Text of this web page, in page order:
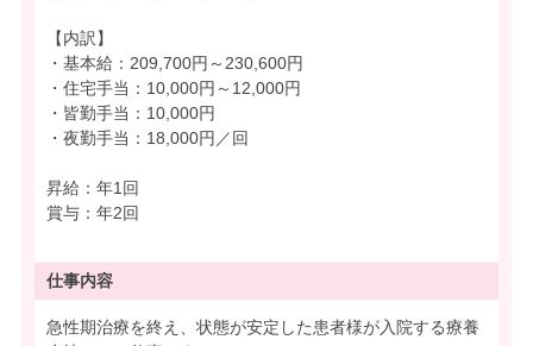
【内訳】
・基本給：209,700円～230,600円
・住宅手当：10,000円～12,000円
・皆勤手当：10,000円
・夜勤手当：18,000円／回
昇給：年1回
賞与：年2回
仕事内容
急性期治療を終え、状態が安定した患者様が入院する療養